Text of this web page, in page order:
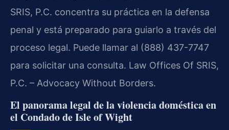
SRIS, P.C. concentra su práctica en la defensa
penal y está preparado para guiarlo a través del
proceso legal. Puede llamar al (888) 437-7747
para solicitar una consulta. Law Offices Of SRIS,
P.C. – Advocacy Without Borders.
El panorama legal de la violencia doméstica en
el Condado de Isle of Wight